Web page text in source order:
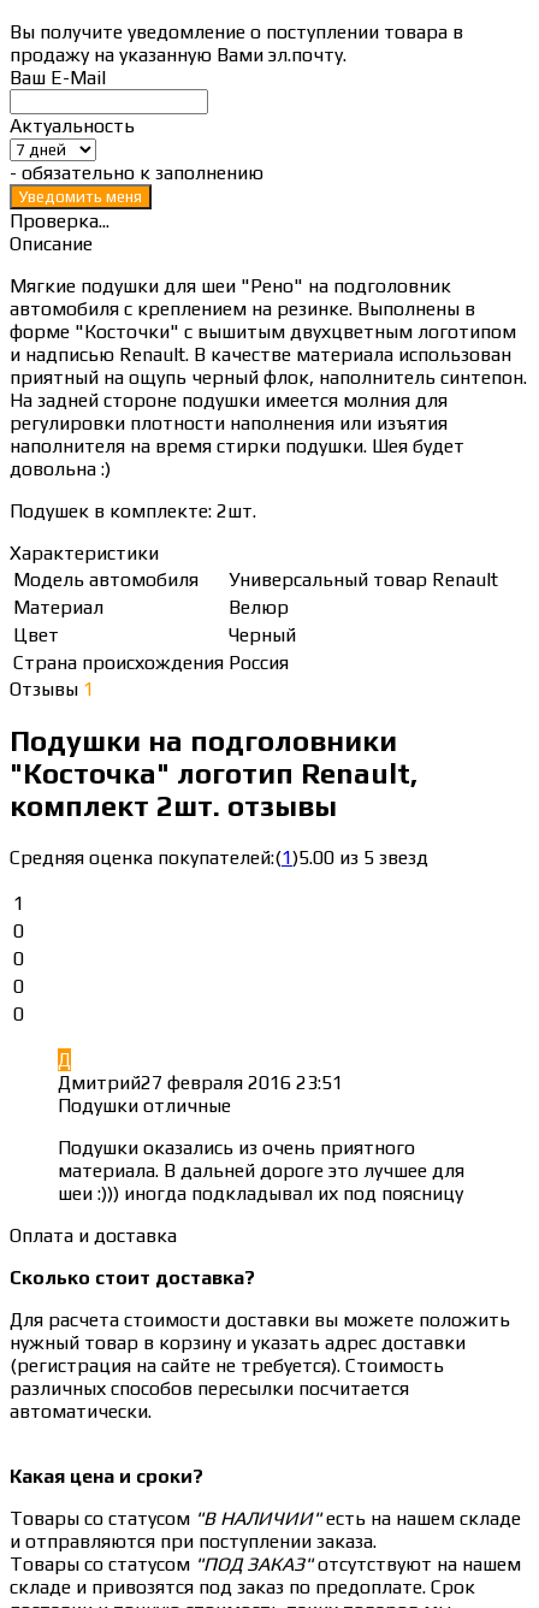
Вы получите уведомление о поступлении товара в
продажу на указанную Вами эл.почту.
Ваш E-Mail
Актуальность
- обязательно к заполнению
Проверка...
Описание
Мягкие подушки для шеи "Рено" на подголовник
автомобиля с креплением на резинке. Выполнены в
форме "Косточки" с вышитым двухцветным логотипом
и надписью Renault. В качестве материала использован
приятный на ощупь черный флок, наполнитель синтепон.
На задней стороне подушки имеется молния для
регулировки плотности наполнения или изъятия
наполнителя на время стирки подушки. Шея будет
довольна :)
Подушек в комплекте: 2шт.
Характеристики
Модель автомобиля
Универсальный товар Renault
Материал
Велюр
Цвет
Черный
Страна происхождения Россия
Отзывы 1
Подушки на подголовники
"Косточка" логотип Renault,
комплект 2шт. отзывы
Средняя оценка покупателей:(1)5.00 из 5 звезд
1
0
0
0
0
Д
Дмитрий27 февраля 2016 23:51
Подушки отличные
Подушки оказались из очень приятного
материала. В дальней дороге это лучшее для
шеи :))) иногда подкладывал их под поясницу
Оплата и доставка
Сколько стоит доставка?
Для расчета стоимости доставки вы можете положить
нужный товар в корзину и указать адрес доставки
(регистрация на сайте не требуется). Стоимость
различных способов пересылки посчитается
автоматически.
Какая цена и сроки?
Товары со статусом "В НАЛИЧИИ"есть на нашем складе
и отправляются при поступлении заказа.
Товары со статусом "ПОД ЗАКАЗ"отсутствуют на нашем
складе и привозятся под заказ по предоплате. Срок